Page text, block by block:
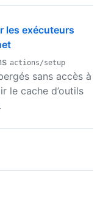
les exécuteurs
actions/setup
sans accès à
le cache d’outils